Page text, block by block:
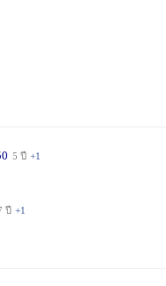
5 ปี +1
ปี +1